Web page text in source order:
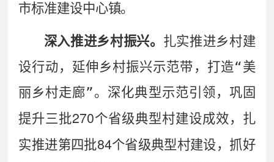
市标准建设中心镇。
深入推进乡村振兴。 扎实推进乡村建
设行动，延伸乡村振兴示范带，打造“美
丽乡村走廊”。深化典型示范引领，巩固
提升三批270个省级典型村建设成效，扎
实推进第四批84个省级典型村建设，抓好